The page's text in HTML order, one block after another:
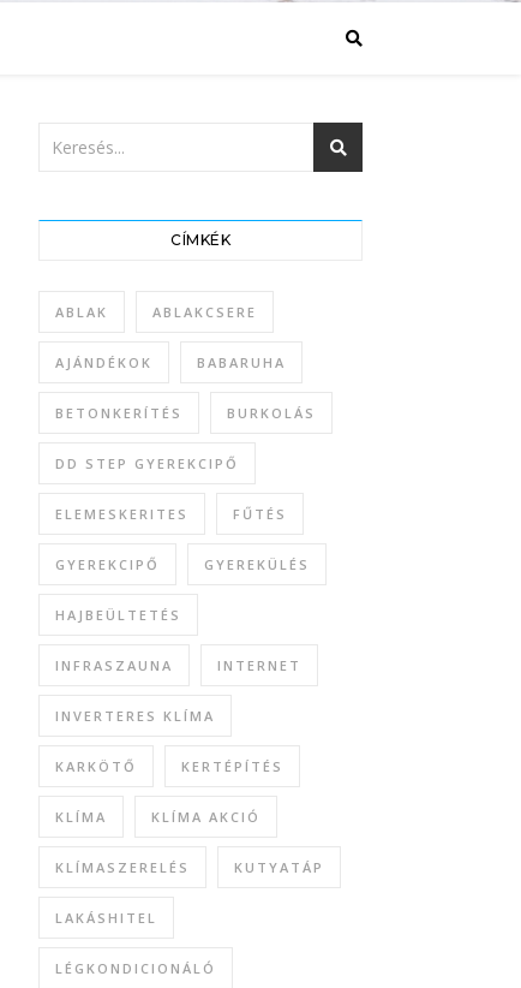
CÍMKÉK
ABLAK ABLAKCSERE
AJÁNDÉKOK BABARUHA
BETONKERÍTÉS BURKOLÁS
DD STEP GYEREKCIPŐ
ELEMESKERITES FŰTÉS
GYEREKCIPŐ GYEREKÜLÉS
HAJBEÜLTETÉS
INFRASZAUNA INTERNET
INVERTERES KLÍMA
KARKÖTŐ KERTÉPÍTÉS
KLÍMA KLÍMA AKCIÓ
KLÍMASZERELÉS KUTYATÁP
LAKÁSHITEL
LÉGKONDICIONÁLÓ